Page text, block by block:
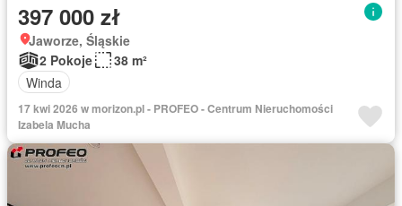
397 000 zł
Jaworze, Śląskie
2 Pokoje
38 m²
Winda
17 kwi 2026 w morizon.pl - PROFEO - Centrum Nieruchomości
Izabela Mucha